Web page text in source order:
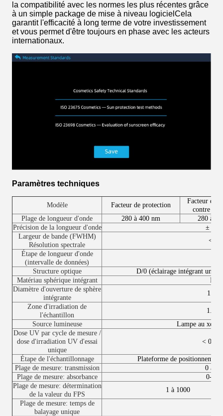
la compatibilité avec les normes les plus récentes grâce
à un simple package de mise à niveau logicielCela
garantit l'efficacité à long terme de votre investissement
et vous permet d'être toujours en phase avec les acteurs
internationaux.
Paramètres techniques
Modèle Facteur de protection
Facteur de
contre les
Plage de longueur d'onde
280 à 400 nm
280 à
Précision de la longueur d'onde
± 0,1
Largeur de bande (FWHM)
Résolution spectrale
< 2
Étape de longueur d'onde
(intervalle de données)
Structure optique
D/0 (éclairage intégrant une
Matériau sphérique intégrant
Diamètre d'ouverture de sphère
intégrante
1.27
Zone d'irradiation de
l'échantillon
Source lumineuse
Lampe au
Dose UV par cycle de mesure /
dose d'irradiation UV d'essai
unique
< 0,2
Étape de l'échantillonnage
Plateforme de
Plage de mesure: transmission
0 à
Plage de mesure: absorbance
0-3 à
Plage de mesure: détermination
de la valeur du FPS
1 à 1000
Plage de mesure: temps de
balayage unique